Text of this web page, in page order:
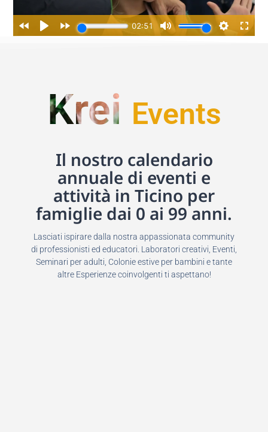
Krei Events
Il nostro calendario
annuale di eventi e
attività in Ticino per
famiglie dai 0 ai 99 anni.
Lasciati ispirare dalla nostra appassionata community
di professionisti ed educatori. Laboratori creativi, Eventi,
Seminari per adulti, Colonie estive per bambini e tante
altre Esperienze coinvolgenti ti aspettano!